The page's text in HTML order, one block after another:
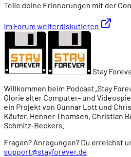
00:52:22 Sehr rudimentäre
00:54:19 Kämpfe gegen große
00:57:00 Herausforderungen
00:58:20 Drei
Teile deine Erinnerungen mit der
Im Forum weiterdiskutieren
Stay
Willkommen beim Podcast „Stay
Glorie alter Computer- und
ein Projekt von Gunnar Lott und
Käufer, Henner Thomsen, Christian
Schmitz-Beckers.
Fragen? Anregungen? Du erreichst
support@stayforever.de